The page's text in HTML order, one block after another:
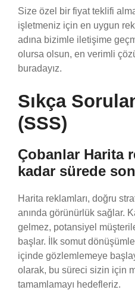
Size özel bir fiyat teklifi
işletmeniz için en uygun
adına bizimle iletişime
olursa olsun, en verimli
buradayız.
Sıkça
(SSS)
Çobanlar Harita
kadar sürede
Harita reklamları, doğru
anında görünürlük sağlar.
gelmez, potansiyel
başlar. İlk somut
içinde gözlemlemeye
olarak, bu süreci sizin için
tamamlamayı hedefleriz.